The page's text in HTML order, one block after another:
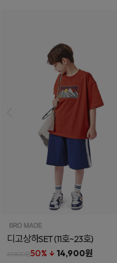
디고상하SET(11호~23호)
29,800원50% ↓ 14,900원